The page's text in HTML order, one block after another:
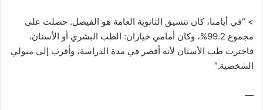
> “في أيامنا، كان تنسيق الثانوية العامة هو الفيصل. حصلت على
مجموع 99.2%، وكان أمامي خياران: الطب البشري أو الأسنان،
فاخترت طب الأسنان لأنه أقصر في مدة الدراسة، وأقرب إلى ميولي
الشخصية.”
—